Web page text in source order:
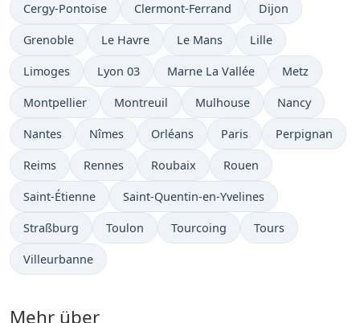
Cergy-Pontoise Clermont-Ferrand Dijon
Grenoble Le Havre Le Mans Lille
Limoges Lyon 03 Marne La Vallée Metz
Montpellier Montreuil Mulhouse Nancy
Nantes Nîmes Orléans Paris Perpignan
Reims Rennes Roubaix Rouen
Saint-Étienne Saint-Quentin-en-Yvelines
Straßburg Toulon Tourcoing Tours
Villeurbanne
Mehr über